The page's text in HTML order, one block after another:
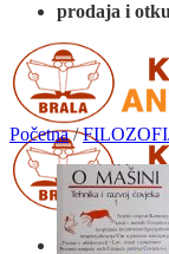
prodaja i
Početna /